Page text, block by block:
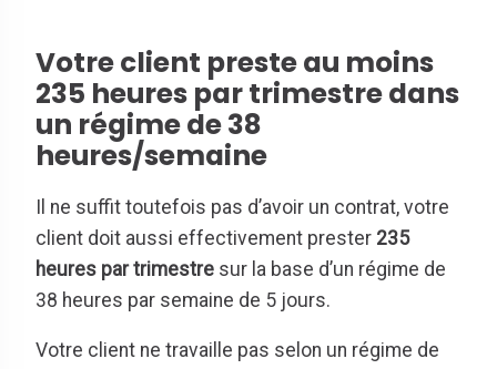
Votre client preste au moins
235 heures par trimestre dans
un régime de 38
heures/semaine
Il ne suffit toutefois pas d’avoir un contrat, votre
client doit aussi effectivement prester 235
heures par trimestre sur la base d’un régime de
38 heures par semaine de 5 jours.
Votre client ne travaille pas selon un régime de